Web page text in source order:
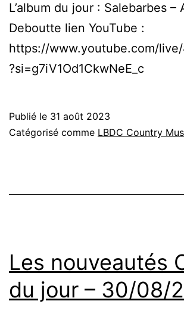
L’album du jour : Salebarbes –
Deboutte lien YouTube :
https://www.youtube.com/live/
?si=g7iV1Od1CkwNeE_c
Publié le 31 août 2023
Catégorisé comme LBDC Country
Les nouveautés
du jour – 30/08/